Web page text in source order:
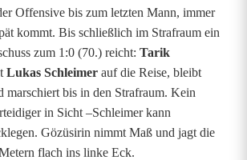
Offensive bis zum letzten Mann, immer
kommt. Bis schließlich im Strafraum ein
zum 1:0 (70.) reicht: Tarik
Lukas Schleimer auf die Reise, bleibt
marschiert bis in den Strafraum. Kein
in Sicht –Schleimer kann
Gözüsirin nimmt Maß und jagt die
flach ins linke Eck.